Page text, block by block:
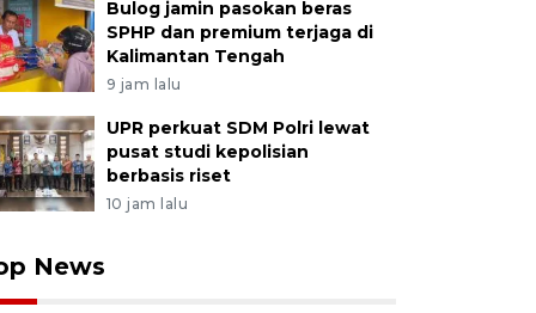
Bulog jamin pasokan beras
SPHP dan premium terjaga di
Kalimantan Tengah
9 jam lalu
UPR perkuat SDM Polri lewat
pusat studi kepolisian
berbasis riset
10 jam lalu
News